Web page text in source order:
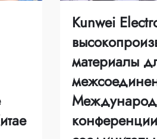
Kunwei
материалы